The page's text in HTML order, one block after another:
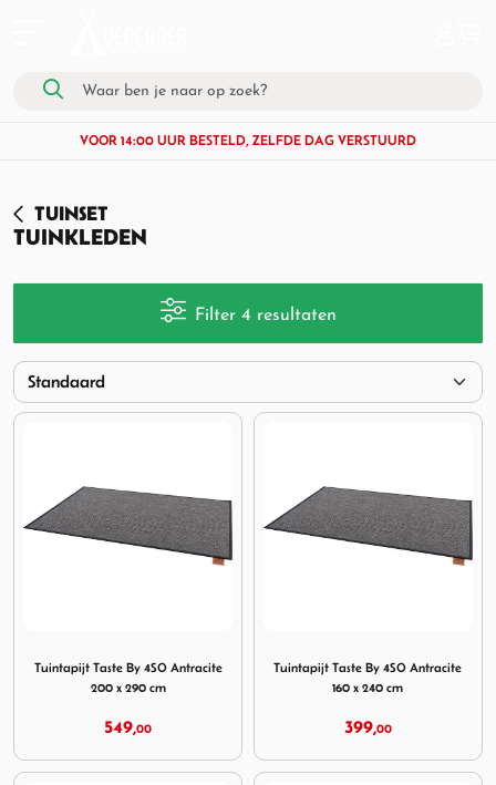
VOOR 14:00 UUR BESTELD, ZELFDE DAG VERSTUURD
TUINKLEDEN
TUINSET
Filter 4 resultaten
Tuintapijt Taste By 4SO Antracite
200 x 290 cm
549,00
Tuintapijt Taste By 4SO Antracite
160 x 240 cm
399,00